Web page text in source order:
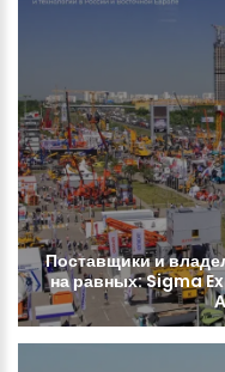
Поставщикии
наравных:Sigma